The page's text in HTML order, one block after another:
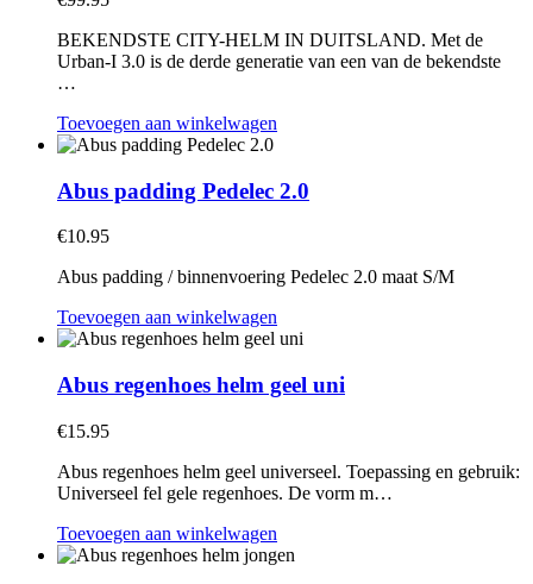
BEKENDSTE CITY-HELM IN DUITSLAND. Met de
Urban-I 3.0 is de derde generatie van een van de bekendste
…
Toevoegen aan winkelwagen
Abus padding Pedelec 2.0
€10.95
Abus padding / binnenvoering Pedelec 2.0 maat S/M
Toevoegen aan winkelwagen
Abus regenhoes helm geel uni
€15.95
Abus regenhoes helm geel universeel. Toepassing en gebruik:
Universeel fel gele regenhoes. De vorm m…
Toevoegen aan winkelwagen